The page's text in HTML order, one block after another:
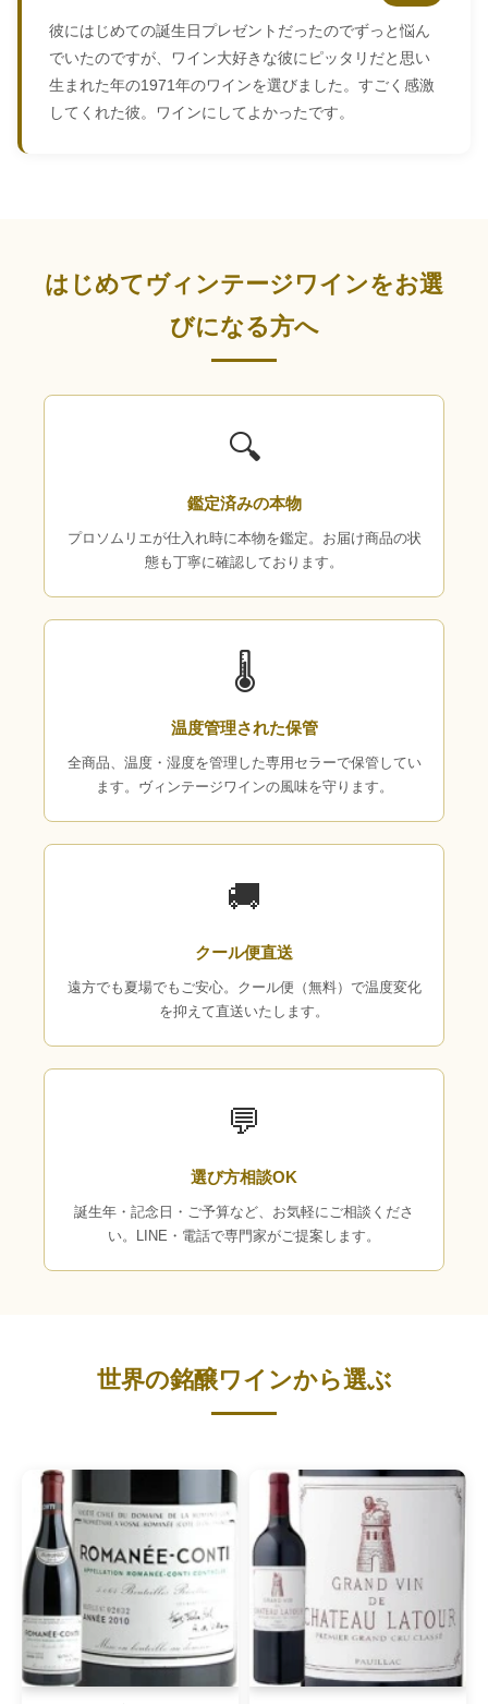
彼にはじめての誕生日プレゼントだったのでずっと悩ん
でいたのですが、ワイン大好きな彼にピッタリだと思い
生まれた年の1971年のワインを選びました。すごく感激
してくれた彼。ワインにしてよかったです。
はじめてヴィンテージワインをお選
びになる方へ
🔍
鑑定済みの本物
プロソムリエが仕入れ時に本物を鑑定。お届け商品の状
態も丁寧に確認しております。
🌡
温度管理された保管
全商品、温度・湿度を管理した専用セラーで保管してい
ます。ヴィンテージワインの風味を守ります。
🚚
クール便直送
遠方でも夏場でもご安心。クール便（無料）で温度変化
を抑えて直送いたします。
💬
選び方相談OK
誕生年・記念日・ご予算など、お気軽にご相談くださ
い。LINE・電話で専門家がご提案します。
世界の銘醸ワインから選ぶ